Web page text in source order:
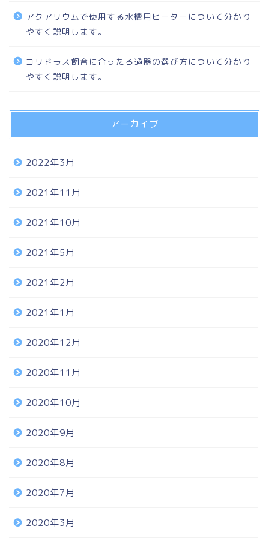
アクアリウムで使用する水槽用ヒーターについて分かり
やすく説明します。
コリドラス飼育に合ったろ過器の選び方について分かり
やすく説明します。
アーカイブ
2022年3月
2021年11月
2021年10月
2021年5月
2021年2月
2021年1月
2020年12月
2020年11月
2020年10月
2020年9月
2020年8月
2020年7月
2020年3月